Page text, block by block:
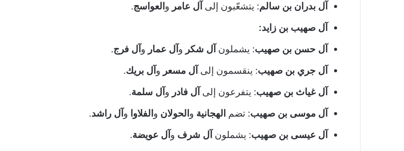
آل بدران بن سالم: يتشعّبون إلى آل عامر و العواسج.
آل صهيب بن زايد:
آل حسن بن صهيب: يشملون آل شكر و آل عمار و آل فرج.
آل جري بن صهيب: ينقسمون إلى آل مسعر و آل بريك.
آل غياث بن صهيب: يتفرعون إلى آل فادر و آل سلمة.
آل موسى بن صهيب: تضم الهجانية و الحولان و الفلاوا و آل راشد.
آل عيسى بن صهيب: يشملون آل شرف و آل عويضة.